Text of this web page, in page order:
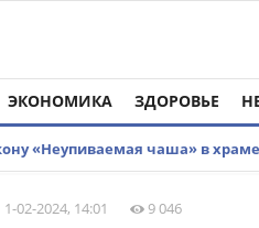
ЭКОНОМИКА ЗДОРОВЬЕ
«Неупиваемая чаша» в
1-02-2024, 14:01 9 046